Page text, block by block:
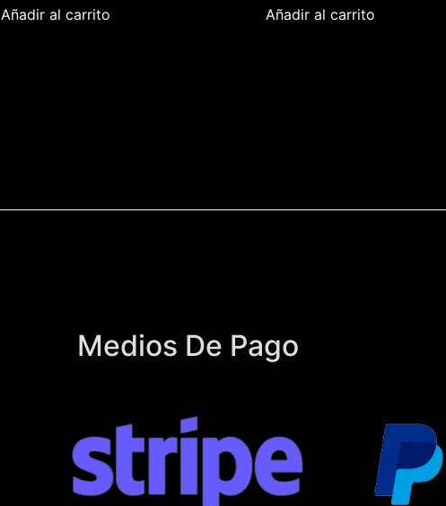
Añadir al carrito Añadir al carrito
Medios De Pago